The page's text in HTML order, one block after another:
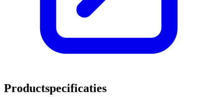
Productspecificaties